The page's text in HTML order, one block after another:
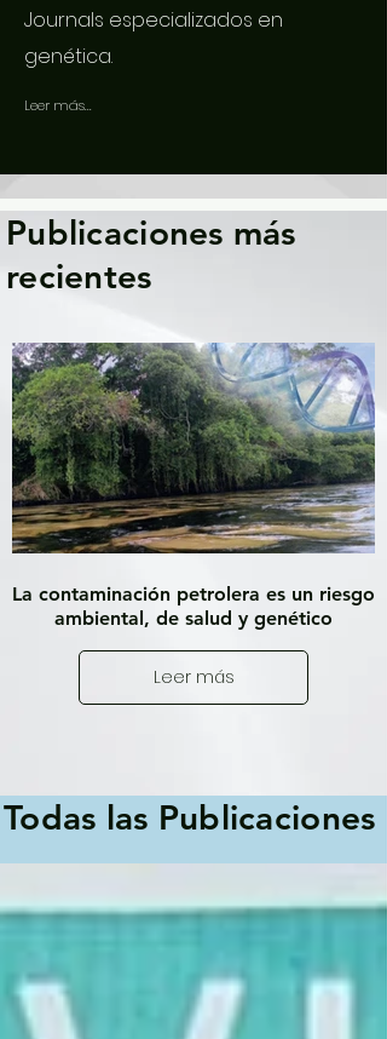
Journals especializados en
genética.
Leer más...
Publicaciones más
recientes
La contaminación petrolera es un riesgo
ambiental, de salud y genético
Leer más
Todas las Publicaciones